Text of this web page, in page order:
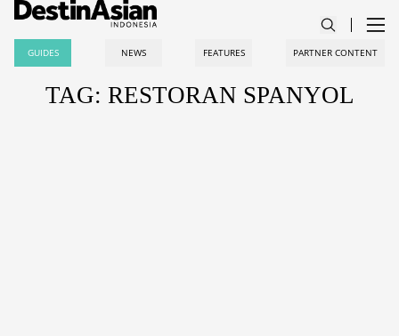
GUIDES NEWS FEATURES PARTNER CONTENT
TAG: RESTORAN SPANYOL